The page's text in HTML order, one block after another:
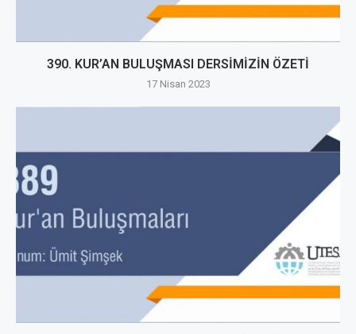
390. KUR’AN BULUŞMASI DERSİMİZİN ÖZETİ
17 Nisan 2023